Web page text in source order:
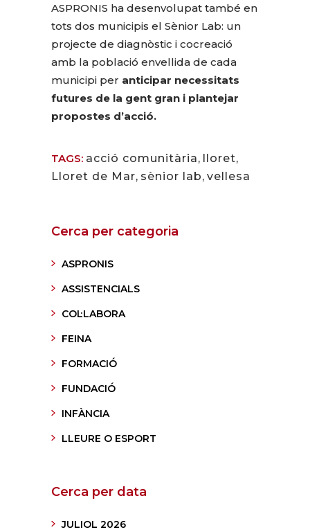
ASPRONIS ha desenvolupat també en
tots dos municipis el Sènior Lab: un
projecte de diagnòstic i cocreació
amb la població envellida de cada
municipi per anticipar necessitats
futures de la gent gran i plantejar
propostes d’acció.
TAGS: acció comunitària, lloret,
Lloret de Mar, sènior lab, vellesa
Cerca per categoria
ASPRONIS
ASSISTENCIALS
COL·LABORA
FEINA
FORMACIÓ
FUNDACIÓ
INFÀNCIA
LLEURE O ESPORT
Cerca per data
JULIOL 2026